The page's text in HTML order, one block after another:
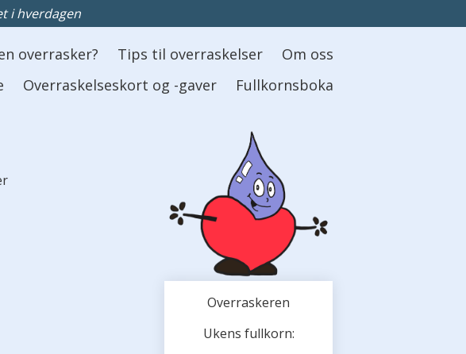
i hverdagen
overrasker? Tips til overraskelser
Om oss
Overraskelseskort og -gaver Fullkornsboka
Overraskeren
Ukens fullkorn: